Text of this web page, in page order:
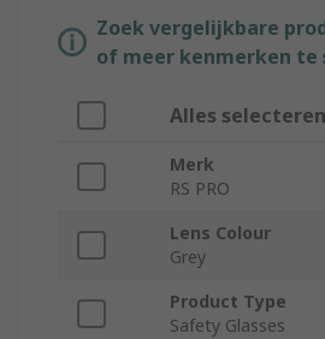
Zoek vergelijkbare
of meer kenmerken te
Alles selecteren
Merk
RS PRO
Lens Colour
Grey
Product Type
Safety Glasses